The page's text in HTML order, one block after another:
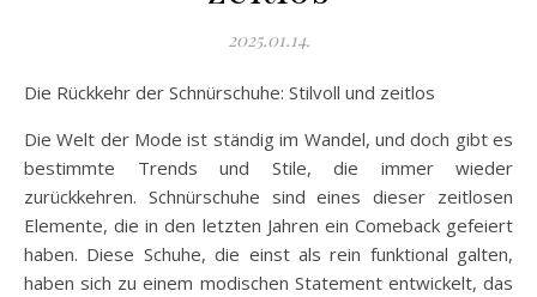
2025.01.14.
Die Rückkehr der Schnürschuhe: Stilvoll und zeitlos
Die Welt der Mode ist ständig im Wandel, und doch gibt es
bestimmte Trends und Stile, die immer wieder
zurückkehren. Schnürschuhe sind eines dieser zeitlosen
Elemente, die in den letzten Jahren ein Comeback gefeiert
haben. Diese Schuhe, die einst als rein funktional galten,
haben sich zu einem modischen Statement entwickelt, das